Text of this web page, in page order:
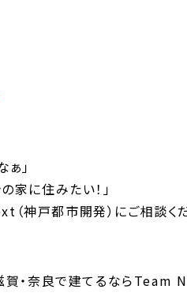
」
家に住みたい！」
（神戸都市開発）にご相談く
賀・奈良で建てるならTeam